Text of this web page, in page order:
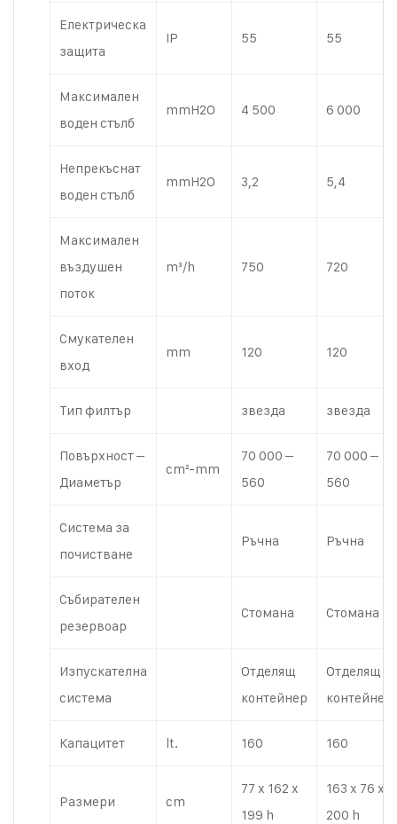
Електрическа
защита
IP 55 55
Максимален
воден стълб
mmH2O 4 500 6 000
Непрекъснат
воден стълб
mmH2O 3,2 5,4
Максимален
въздушен
поток
m³/h 750 720
Смукателен
вход
mm 120 120
Тип филтър звезда звезда
Повърхност –
Диаметър
cm²-mm
70 000 –
560
70 000 –
560
Система за
почистване
Ръчна Ръчна
Събирателен
резервоар
Стомана Стомана
Изпускателна
система
Отделящ
контейнер
Отделящ
контейнер
Капацитет lt. 160 160
Размери cm
77 x 162 x
199 h
163 x 76 x
200 h